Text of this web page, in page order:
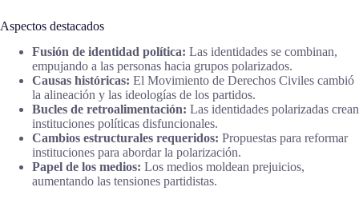
Aspectos destacados
Fusión de identidad política: Las identidades se combinan,
empujando a las personas hacia grupos polarizados.
Causas históricas: El Movimiento de Derechos Civiles cambió
la alineación y las ideologías de los partidos.
Bucles de retroalimentación: Las identidades polarizadas crean
instituciones políticas disfuncionales.
Cambios estructurales requeridos: Propuestas para reformar
instituciones para abordar la polarización.
Papel de los medios: Los medios moldean prejuicios,
aumentando las tensiones partidistas.